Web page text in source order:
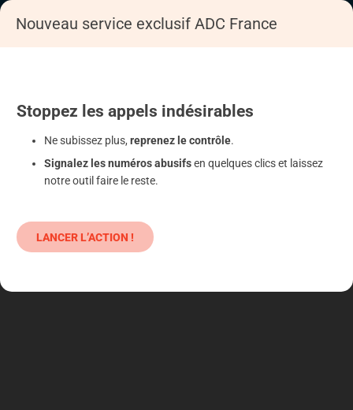
Nouveau service exclusif ADC France
Stoppez les appels indésirables
Ne subissez plus, reprenez le contrôle.
Signalez les numéros abusifsen quelques clics et laissez
notre outil faire le reste.
LANCER L’ACTION !